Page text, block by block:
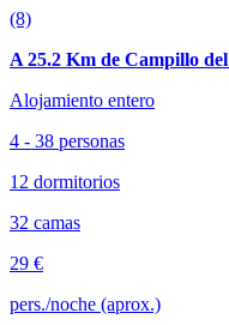
(8)
A 25.2 Km de Campillo
Alojamiento entero
4 - 38 personas
12 dormitorios
32 camas
29 €
pers./noche (aprox.)